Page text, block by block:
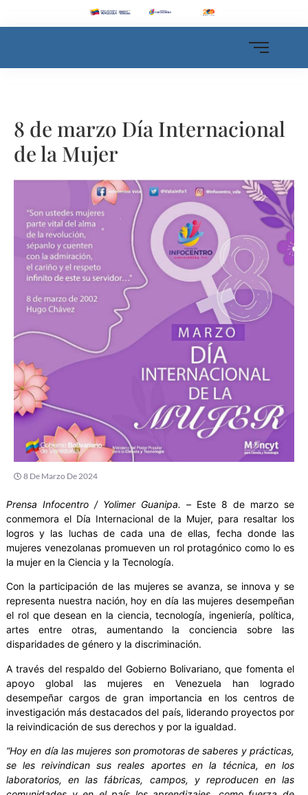
8 de marzo Día Internacional
de la Mujer
8 De Marzo De 2024
Prensa Infocentro / Yolimer Guanipa. – Este 8 de marzo se
conmemora el Día Internacional de la Mujer, para resaltar los
logros y las luchas de cada una de ellas, fecha donde las
mujeres venezolanas promueven un rol protagónico como lo es
la mujer en la Ciencia y la Tecnología.
Con la participación de las mujeres se avanza, se innova y se
representa nuestra nación, hoy en día las mujeres desempeñan
el rol que desean en la ciencia, tecnología, ingeniería, política,
artes entre otras, aumentando la conciencia sobre las
disparidades de género y la discriminación.
A través del respaldo del Gobierno Bolivariano, que fomenta el
apoyo global las mujeres en Venezuela han logrado
desempeñar cargos de gran importancia en los centros de
investigación más destacados del país, liderando proyectos por
la reivindicación de sus derechos y por la igualdad.
“Hoy en día las mujeres son promotoras de saberes y prácticas,
se les reivindican sus reales aportes en la técnica, en los
laboratorios, en las fábricas, campos, y reproducen en las